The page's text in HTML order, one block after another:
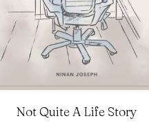
Not Quite A Life Story